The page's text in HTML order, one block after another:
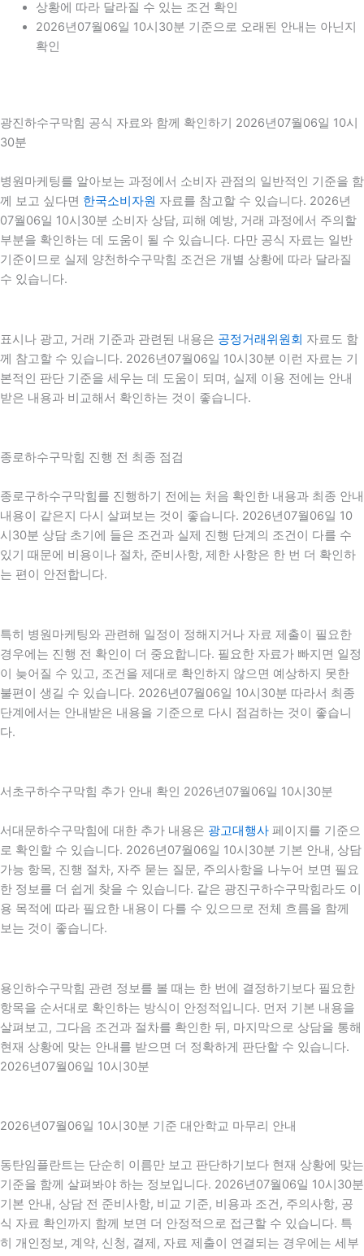
상황에 따라 달라질 수 있는 조건 확인
2026년07월06일 10시30분 기준으로 오래된 안내는 아닌지
확인
광진하수구막힘 공식 자료와 함께 확인하기 2026년07월06일 10시
30분
병원마케팅를 알아보는 과정에서 소비자 관점의 일반적인 기준을 함
께 보고 싶다면 한국소비자원 자료를 참고할 수 있습니다. 2026년
07월06일 10시30분 소비자 상담, 피해 예방, 거래 과정에서 주의할
부분을 확인하는 데 도움이 될 수 있습니다. 다만 공식 자료는 일반
기준이므로 실제 양천하수구막힘 조건은 개별 상황에 따라 달라질
수 있습니다.
표시나 광고, 거래 기준과 관련된 내용은 공정거래위원회 자료도 함
께 참고할 수 있습니다. 2026년07월06일 10시30분 이런 자료는 기
본적인 판단 기준을 세우는 데 도움이 되며, 실제 이용 전에는 안내
받은 내용과 비교해서 확인하는 것이 좋습니다.
종로하수구막힘 진행 전 최종 점검
종로구하수구막힘를 진행하기 전에는 처음 확인한 내용과 최종 안내
내용이 같은지 다시 살펴보는 것이 좋습니다. 2026년07월06일 10
시30분 상담 초기에 들은 조건과 실제 진행 단계의 조건이 다를 수
있기 때문에 비용이나 절차, 준비사항, 제한 사항은 한 번 더 확인하
는 편이 안전합니다.
특히 병원마케팅와 관련해 일정이 정해지거나 자료 제출이 필요한
경우에는 진행 전 확인이 더 중요합니다. 필요한 자료가 빠지면 일정
이 늦어질 수 있고, 조건을 제대로 확인하지 않으면 예상하지 못한
불편이 생길 수 있습니다. 2026년07월06일 10시30분 따라서 최종
단계에서는 안내받은 내용을 기준으로 다시 점검하는 것이 좋습니
다.
서초구하수구막힘 추가 안내 확인 2026년07월06일 10시30분
서대문하수구막힘에 대한 추가 내용은 광고대행사 페이지를 기준으
로 확인할 수 있습니다. 2026년07월06일 10시30분 기본 안내, 상담
가능 항목, 진행 절차, 자주 묻는 질문, 주의사항을 나누어 보면 필요
한 정보를 더 쉽게 찾을 수 있습니다. 같은 광진구하수구막힘라도 이
용 목적에 따라 필요한 내용이 다를 수 있으므로 전체 흐름을 함께
보는 것이 좋습니다.
용인하수구막힘 관련 정보를 볼 때는 한 번에 결정하기보다 필요한
항목을 순서대로 확인하는 방식이 안정적입니다. 먼저 기본 내용을
살펴보고, 그다음 조건과 절차를 확인한 뒤, 마지막으로 상담을 통해
현재 상황에 맞는 안내를 받으면 더 정확하게 판단할 수 있습니다.
2026년07월06일 10시30분
2026년07월06일 10시30분 기준 대안학교 마무리 안내
동탄임플란트는 단순히 이름만 보고 판단하기보다 현재 상황에 맞는
기준을 함께 살펴봐야 하는 정보입니다. 2026년07월06일 10시30분
기본 안내, 상담 전 준비사항, 비교 기준, 비용과 조건, 주의사항, 공
식 자료 확인까지 함께 보면 더 안정적으로 접근할 수 있습니다. 특
히 개인정보, 계약, 신청, 결제, 자료 제출이 연결되는 경우에는 세부